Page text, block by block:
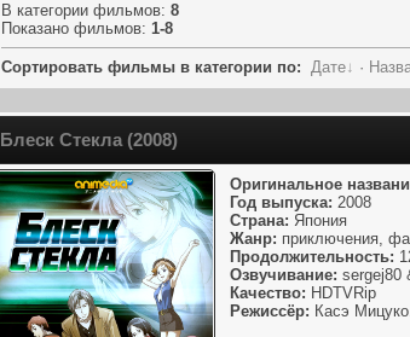
В категории фильмов: 8
Показано фильмов: 1-8
Сортировать фильмы в категории по: Дате ·
Блеск Стекла (2008)
Оригинальное
Год выпуска: 2008
Страна: Япония
Жанр: приключения,
Продолжительность:
Озвучивание: sergej80
Качество: HDTVRip
Режиссёр: Касэ